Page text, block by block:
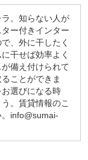
。知らない人が
ー付きインター
、外に干したく
干せば効率よく
備え付けられて
ことができま
選びになる時
。賃貸情報のこ
info@sumai-